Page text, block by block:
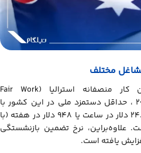
مختلف
طبق جدیدترین برآورد کمیسیون کار منصفانه استرالیا (Fair Work
Commission) در تاریخ ۱ ژوئیه ۲۰۲۵ ، حداقل دستمزد ملی در این کشور با
افزایش ۳.۷۵ درصدی، به حدود ۲۴.۹۵ دلار در ساعت یا ۹۴۸ دلار در هفته (با
است. علاوه‌براین، نرخ تضمین بازنشستگی